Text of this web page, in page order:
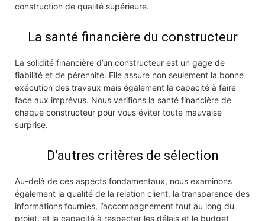
construction de qualité supérieure.
La santé financière du constructeur
La solidité financière d’un constructeur est un gage de
fiabilité et de pérennité. Elle assure non seulement la bonne
exécution des travaux mais également la capacité à faire
face aux imprévus. Nous vérifions la santé financière de
chaque constructeur pour vous éviter toute mauvaise
surprise.
D’autres critères de sélection
Au-delà de ces aspects fondamentaux, nous examinons
également la qualité de la relation client, la transparence des
informations fournies, l’accompagnement tout au long du
projet, et la capacité à respecter les délais et le budget